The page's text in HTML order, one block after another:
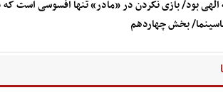
بود/ بازی نکردن در «مادر» تنها افسوسی است که
بخش چهاردهم